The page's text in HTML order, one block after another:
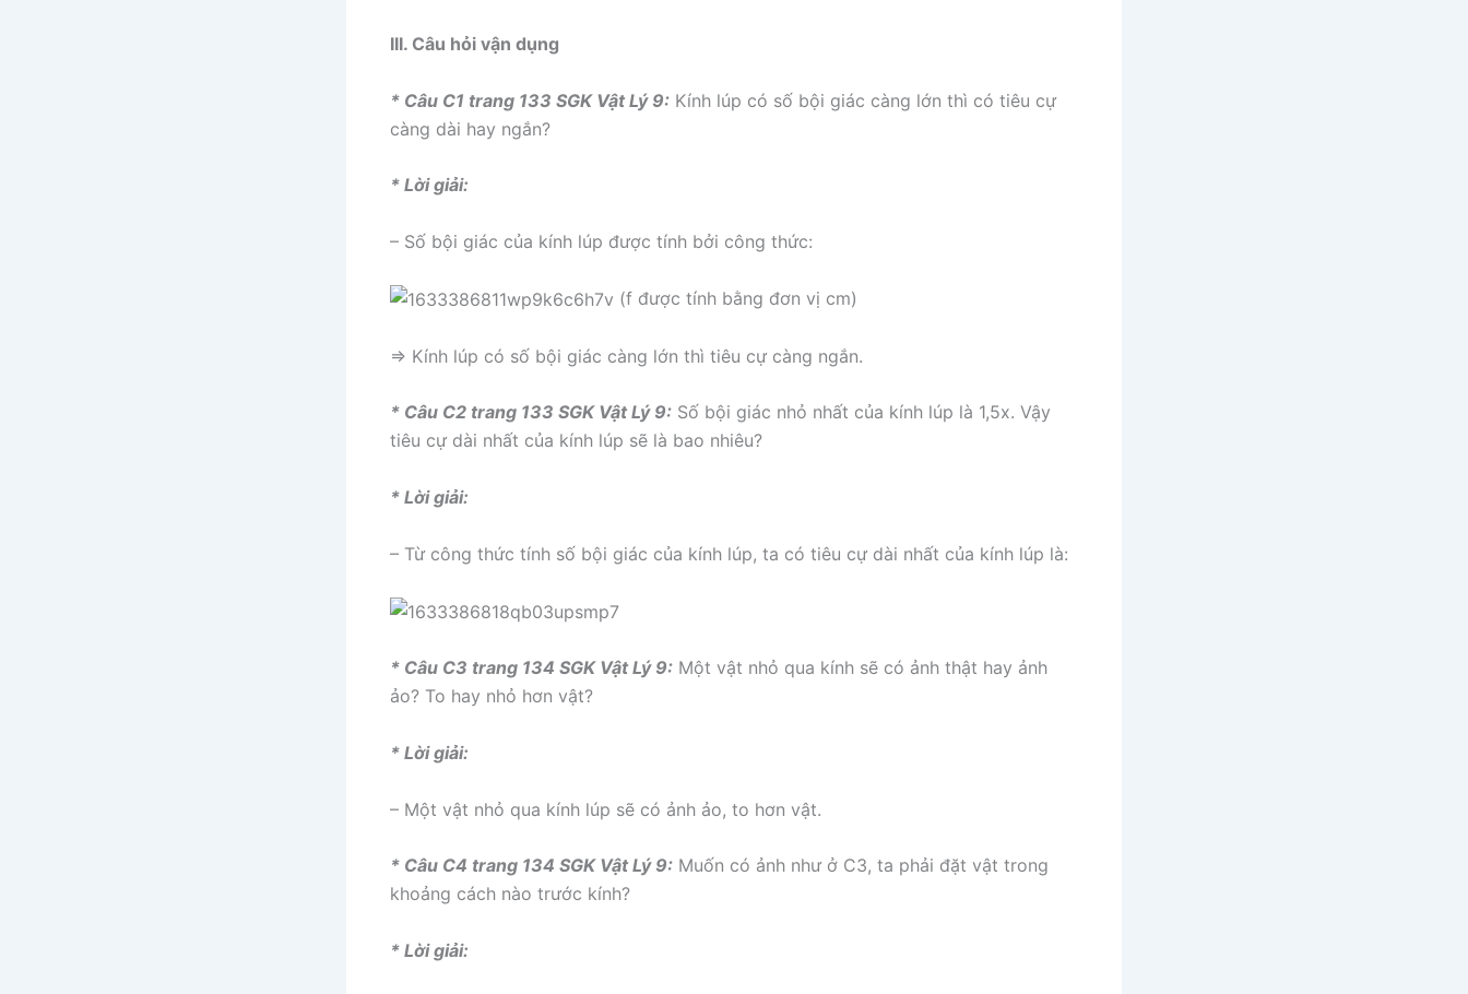
III. Câu hỏi vận dụng
* Câu C1 trang 133 SGK Vật Lý 9: Kính lúp có số bội giác càng lớn thì có tiêu cự
càng dài hay ngắn?
* Lời giải:
– Số bội giác của kính lúp được tính bởi công thức:
(f được tính bằng đơn vị cm)
⇒ Kính lúp có số bội giác càng lớn thì tiêu cự càng ngắn.
* Câu C2 trang 133 SGK Vật Lý 9: Số bội giác nhỏ nhất của kính lúp là 1,5x. Vậy
tiêu cự dài nhất của kính lúp sẽ là bao nhiêu?
* Lời giải:
– Từ công thức tính số bội giác của kính lúp, ta có tiêu cự dài nhất của kính lúp là:
* Câu C3 trang 134 SGK Vật Lý 9: Một vật nhỏ qua kính sẽ có ảnh thật hay ảnh
ảo? To hay nhỏ hơn vật?
* Lời giải:
– Một vật nhỏ qua kính lúp sẽ có ảnh ảo, to hơn vật.
* Câu C4 trang 134 SGK Vật Lý 9: Muốn có ảnh như ở C3, ta phải đặt vật trong
khoảng cách nào trước kính?
* Lời giải: